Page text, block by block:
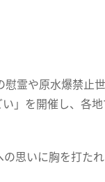
霊や原水爆禁止
」を開催し、各
思いに胸を打たれ